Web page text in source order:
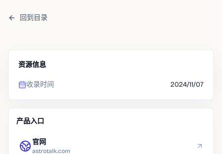
回到目录
资源信息
收录时间 2024/11/07
产品入口
官网
astrotalk.com